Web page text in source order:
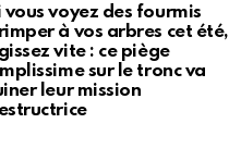
vous voyez des fourmis
à vos arbres cet été,
vite : ce piège
sur le tronc va
leur mission